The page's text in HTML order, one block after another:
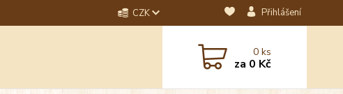
CZK Přihlášení
0ks
za 0 Kč